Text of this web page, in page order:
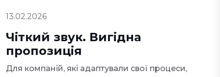
13.02.2026
Чіткий звук. Вигідна
пропозиція
Для компаній, які адаптували свої процеси,